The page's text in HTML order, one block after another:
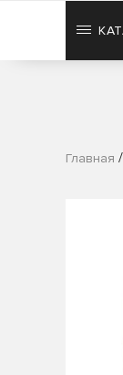
Главная /